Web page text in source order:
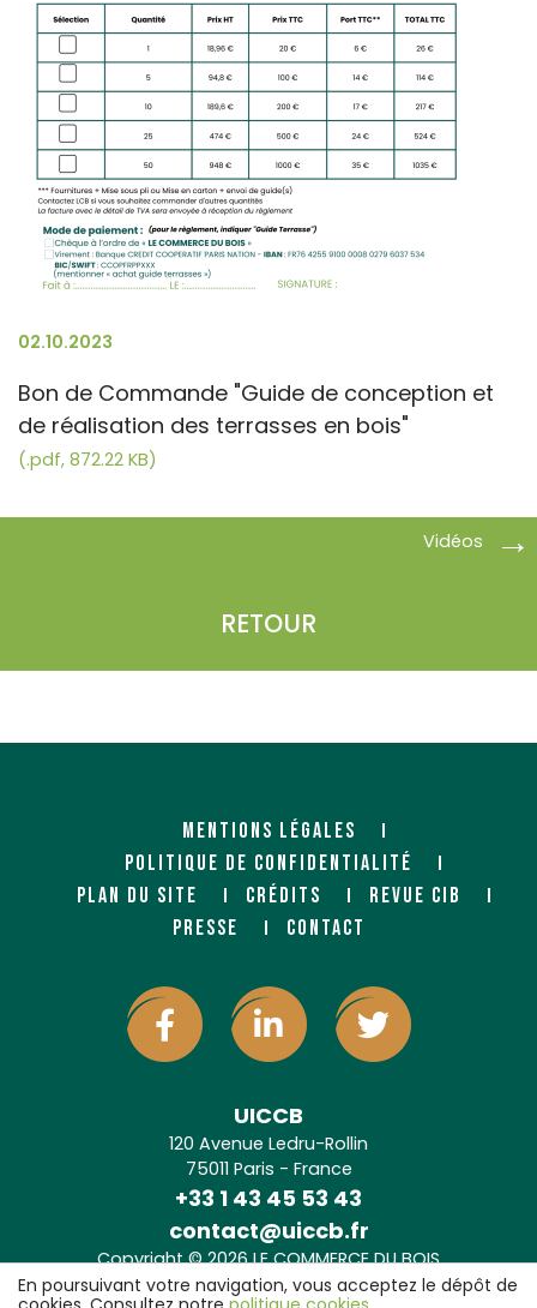
02.10.2023
Bon de Commande "Guide de conception et
de réalisation des terrasses en bois"
(.pdf, 872.22 KB)
RETOUR
Vidéos
MENTIONS LÉGALES
POLITIQUE DE CONFIDENTIALITÉ
PLAN DU SITE
CRÉDITS
REVUE CIB
PRESSE
CONTACT
UICCB
120 Avenue Ledru-Rollin
75011 Paris - France
+33 1 43 45 53 43
contact@uiccb.fr
Copyright © 2026 LE COMMERCE DU BOIS
Agence web Paris: 6LAB
En poursuivant votre navigation, vous acceptez le dépôt de